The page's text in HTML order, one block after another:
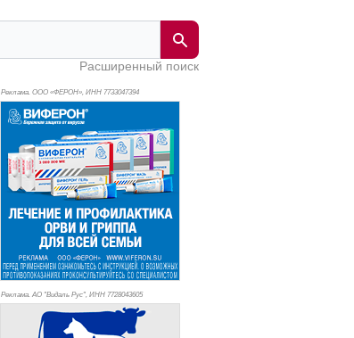
Расширенный поиск
Реклама. ООО «ФЕРОН», ИНН 7733047394
Реклама. АО "Видаль Рус", ИНН 7728043605